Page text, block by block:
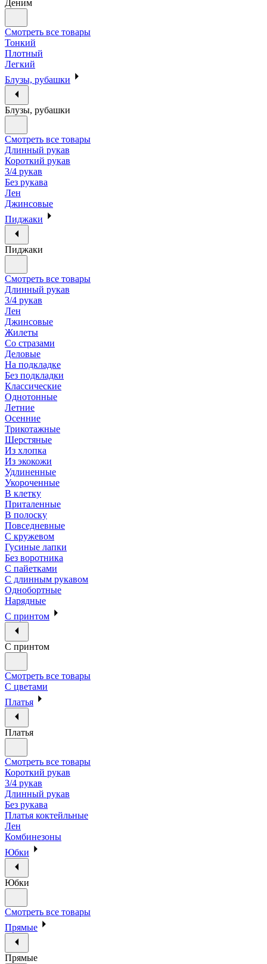
Деним
Смотреть все товары
Тонкий
Плотный
Легкий
Блузы, рубашки
Блузы, рубашки
Смотреть все товары
Длинный рукав
Короткий рукав
3/4 рукав
Без рукава
Лен
Джинсовые
Пиджаки
Пиджаки
Смотреть все товары
Длинный рукав
3/4 рукав
Лен
Джинсовые
Жилеты
Со стразами
Деловые
На подкладке
Без подкладки
Классические
Однотонные
Летние
Осенние
Трикотажные
Шерстяные
Из хлопка
Из экокожи
Удлиненные
Укороченные
В клетку
Приталенные
В полоску
Повседневные
С кружевом
Гусиные лапки
Без воротника
С пайетками
С длинным рукавом
Однобортные
Нарядные
С принтом
С принтом
Смотреть все товары
С цветами
Платья
Платья
Смотреть все товары
Короткий рукав
3/4 рукав
Длинный рукав
Без рукава
Платья коктейльные
Лен
Комбинезоны
Юбки
Юбки
Смотреть все товары
Прямые
Прямые